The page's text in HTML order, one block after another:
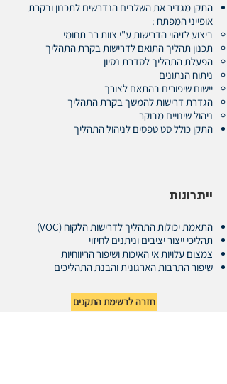
התקן מגדיר את השלבים הנדרשים לתכנון ובקרת
אופייני המפתח :
ביצוע לזיהוי הדרישות ע"י צוות רב תחומי​
תכנון תהליך התואם לדרישות בקרת התהליך
הפעלת התהליך לסדרת נסיון
ניתוח הנתונים
יישום שיפורים בהתאם לצורך
הגדרת דרישות להמשך בקרת התהליך
ניהול שינויים מבוקר
התקן כולל סט טפסים לניהול התהליך
ייתרונות
התאמת יכולות התהליך לדרישות הלקוח (VOC)
תהליכי ייצור יציבים וניתנים לחיזוי
צמצום עלויות אי האיכות ושיפור הריווחיות
שיפור התרבות הארגונית והבנת התהליכים
חזרה לרשימת התקנים